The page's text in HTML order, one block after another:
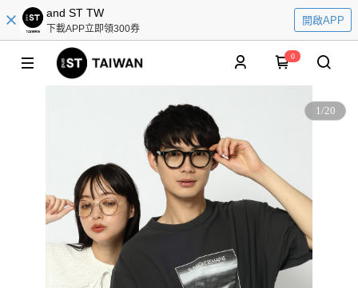
and ST TW
下載APP立即領300券
開啟APP
0
1/20